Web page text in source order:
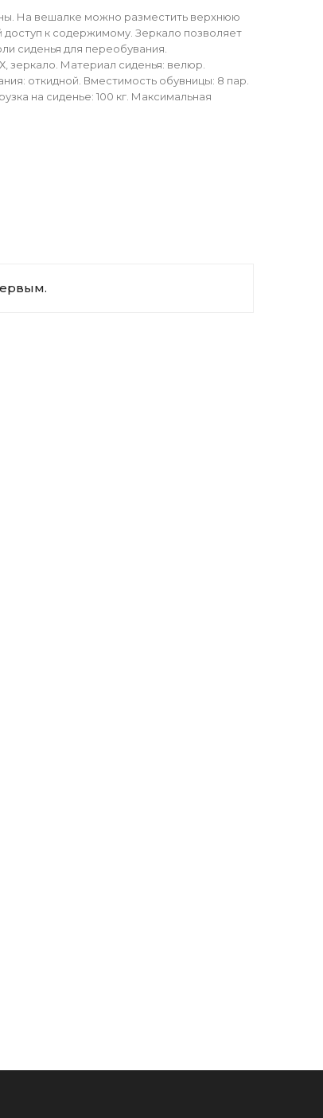
На вешалке можно разместить верхнюю
к содержимому. Зеркало позволяет
сиденья для переобувания.
Материал сиденья: велюр.
откидной. Вместимость обувницы: 8 пар.
на сиденье: 100 кг. Максимальная